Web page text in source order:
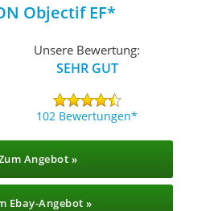
Objectif EF
Unsere Bewertung:
SEHR GUT
102 Bewertungen
Angebot »
Ebay-Angebot »